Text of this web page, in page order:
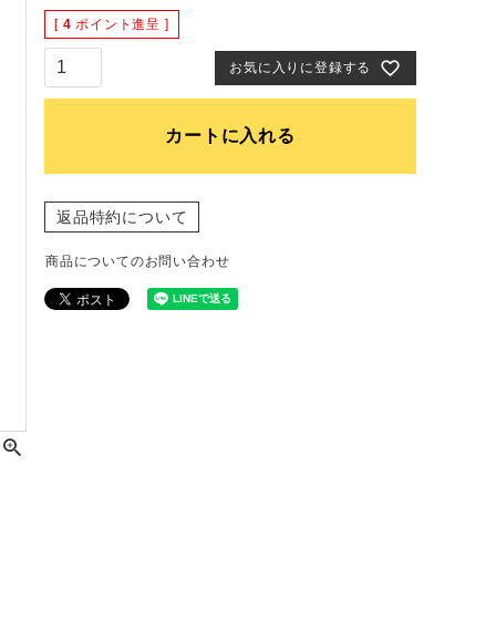
[ 4 ポイント進呈 ]
お気に入りに登録する
カートに入れる
返品特約について
商品についてのお問い合わせ